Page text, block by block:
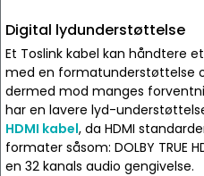
Digital lydunderstøttelse
Et Toslink kabel kan håndtere
med en formatunderstøttelse
dermed mod manges
har en lavere lyd-
HDMI kabel, da HDMI
formater såsom: DOLBY TRUE
en 32 kanals audio gengivelse.